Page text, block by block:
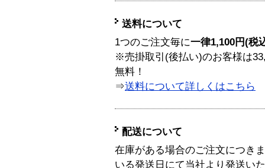
送料について
1つのご注文毎に一律1,100円(税
※売掛取引(後払い)のお客様は
無料！
⇒送料について詳しくはこちら
配送について
在庫がある場合のご注文につき
いる発送日にて当社より発送い